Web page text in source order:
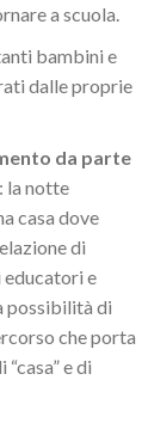
a scuola.
bambini e
dalle proprie
da parte
: la notte
casa dove
di
educatori e
possibilità di
che porta
e di